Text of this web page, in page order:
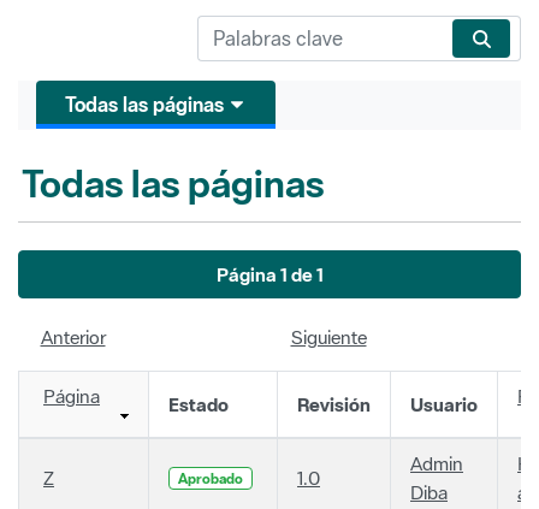
Todas las páginas
Todas las páginas
Página 1 de 1
Anterior Siguiente
Página Estado Revisión Usuario
Z Aprobado 1.0
Admin
Diba